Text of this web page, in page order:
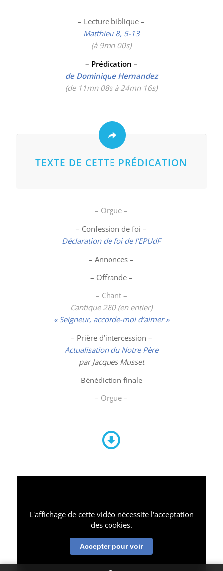
– Lecture biblique –
Matthieu 8, 5-13
(à 9mn 00s)
– Prédication –
de Dominique Hernandez
(de 11mn 08s à 24mn 16s)
TEXTE DE CETTE PRÉDICATION
– Orgue –
– Confession de foi –
Déclaration de foi de l’EPUdF
– Annonces –
– Offrande –
– Chant –
Cantique 280 (en entier)
« Seigneur, accorde-moi d’aimer »
– Prière d’intercession –
Actualisation du Notre Père
par Jacques Musset
– Bénédiction finale –
– Orgue –
L'affichage de cette vidéo nécessite l'acceptation
des cookies.
Accepter pour voir